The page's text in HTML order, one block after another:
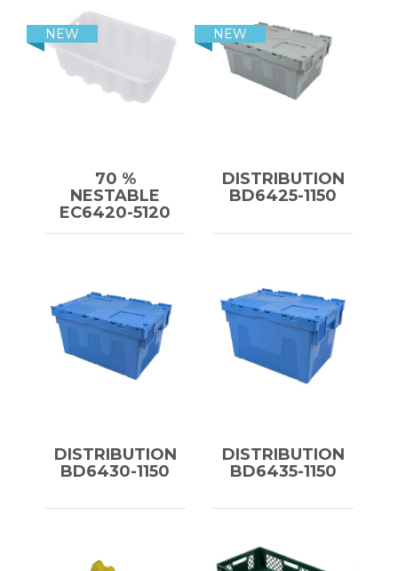
70 %
NESTABLE
EC6420-5120
NEW
DISTRIBUTION
BD6425-1150
NEW
DISTRIBUTION
BD6430-1150
DISTRIBUTION
BD6435-1150